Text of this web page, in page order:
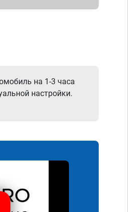
на 1-3 часа
настройки.